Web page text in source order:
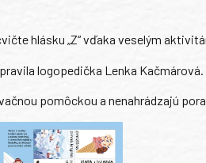
hlásku „Z“ vďaka veselým
logopedička Lenka Kačmárová.
pomôckou a nenahrádzajú